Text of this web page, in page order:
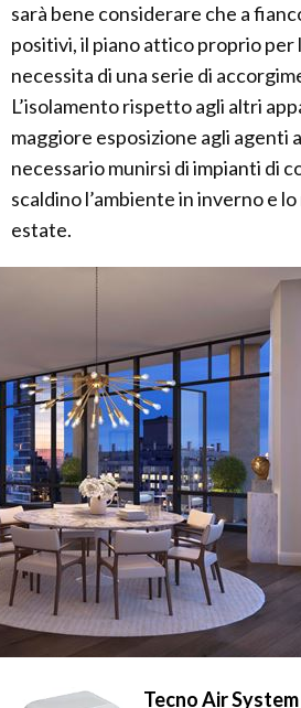
sarà bene considerare che a
positivi, il piano attico proprio per
necessita di una serie di
L’isolamento rispetto agli altri
maggiore esposizione agli agenti
necessario munirsi di impianti di
scaldino l’ambiente in inverno e
estate.
Tecno Air